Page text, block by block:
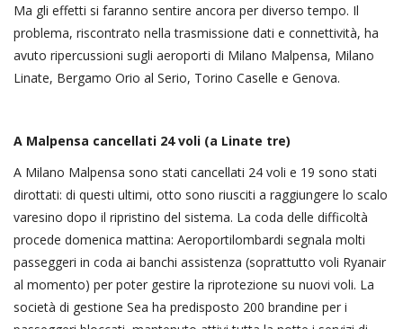
Ma gli effetti si faranno sentire ancora per diverso tempo. Il
problema, riscontrato nella trasmissione dati e connettività, ha
avuto ripercussioni sugli aeroporti di Milano Malpensa, Milano
Linate, Bergamo Orio al Serio, Torino Caselle e Genova.
A Malpensa cancellati 24 voli (a Linate tre)
A Milano Malpensa sono stati cancellati 24 voli e 19 sono stati
dirottati: di questi ultimi, otto sono riusciti a raggiungere lo scalo
varesino dopo il ripristino del sistema. La coda delle difficoltà
procede domenica mattina: Aeroportilombardi segnala molti
passeggeri in coda ai banchi assistenza (soprattutto voli Ryanair
al momento) per poter gestire la riprotezione su nuovi voli. La
società di gestione Sea ha predisposto 200 brandine per i